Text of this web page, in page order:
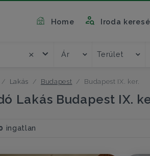
Home Iroda
Ár Terület
Lakás Budapest Budapest IX. ker.
Lakás Budapest IX.
ingatlan